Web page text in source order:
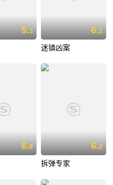
5.3 6.1
迷镇凶案
6.8 6.2
拆弹专家